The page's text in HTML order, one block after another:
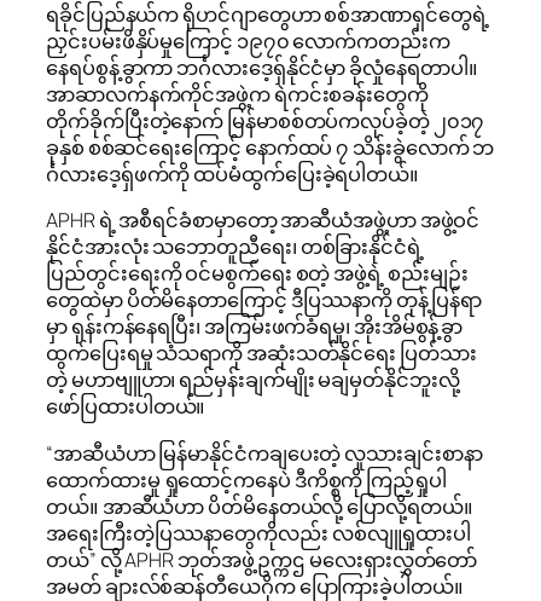
ရခိုင်ပြည်နယ်က ရိုဟင်ဂျာတွေဟာ စစ်အာဏာရှင်တွေရဲ့
ညှင်းပမ်းဖိနှိပ်မှုကြောင့် ၁၉၇၀ လောက်ကတည်းက
နေရပ်စွန့်ခွာကာ ဘင်္ဂလားဒေ့ရှ်နိုင်ငံမှာ ခိုလှုံနေရတာပါ။ ​
အာဆာလက်နက်ကိုင်အဖွဲ့က ရဲကင်းစခန်းတွေကို
တိုက်ခိုက်ပြီးတဲ့နောက် မြန်မာစစ်တပ်ကလုပ်ခဲ့တဲ့ ၂၀၁၇
ခုနှစ် စစ်ဆင်ရေးကြောင့် နောက်ထပ် ၇ သိန်းခွဲလောက် ဘ
င်္ဂလားဒေ့ရှ်ဖက်ကို ထပ်မံထွက်ပြေးခဲ့ရပါတယ်။
APHR ရဲ့ အစီရင်ခံစာမှာတော့ အာဆီယံအဖွဲ့ဟာ အဖွဲ့ဝင်
နိုင်ငံအားလုံး သဘောတူညီရေး၊ တစ်ခြားနိုင်ငံရဲ့
ပြည်တွင်းရေးကို ဝင်မစွက်ရေး စတဲ့ အဖွဲ့ရဲ့ စည်းမျဉ်း
တွေထဲမှာ ပိတ်မိနေတာကြောင့် ဒီပြဿနာကို တုန့်ပြန်ရာ
မှာ ရုန်းကန်နေရပြီး၊ အကြမ်းဖက်ခံရမှု၊ အိုးအိမ်စွန့်ခွာ
ထွက်ပြေးရမှု သံသရာကို အဆုံးသတ်နိုင်ရေး ပြတ်သား
တဲ့ မဟာဗျူဟာ၊ ရည်မှန်းချက်မျိုး မချမှတ်နိုင်ဘူးလို့
ဖော်ပြထားပါတယ်။
“အာဆီယံဟာ မြန်မာနိုင်ငံကချပေးတဲ့ လူသားချင်းစာနာ
ထောက်ထားမှု ရှုထောင့်ကနေပဲ ဒီကိစ္စကို ကြည့်ရှုပါ
တယ်။ အာဆီယံဟာ ပိတ်မိနေတယ်လို့ ပြောလို့ရတယ်။
အရေးကြီးတဲ့ပြဿနာတွေကိုလည်း လစ်လျူရှုထားပါ
တယ်” လို့ APHR ဘုတ်အဖွဲ့ ဥက္ကဌ မလေးရှားလွှတ်တော်
အမတ် ချားလ်စ်ဆန်တီယေဂိုက ပြောကြားခဲ့ပါတယ်။